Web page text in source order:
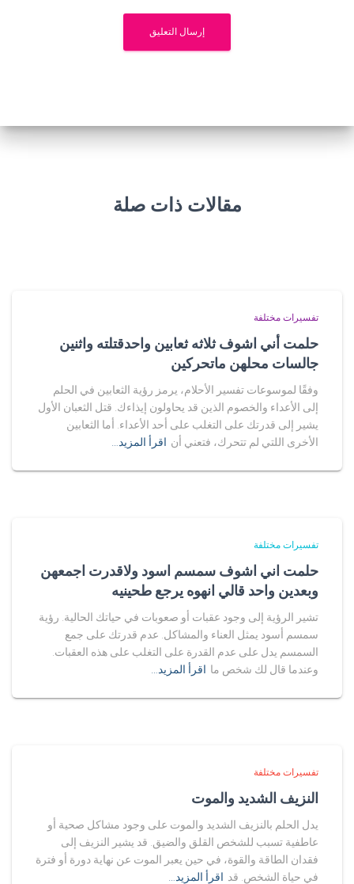
مقالات ذات صلة
تفسيرات مختلفة
حلمت أني اشوف ثلاثه ثعابين واحدقتلته واثنين
جالسات محلهن ماتحركين
وفقًا لموسوعات تفسير الأحلام، يرمز رؤية الثعابين في الحلم
إلى الأعداء والخصوم الذين قد يحاولون إيذاءك. قتل الثعبان الأول
يشير إلى قدرتك على التغلب على أحد الأعداء. أما الثعابين
الأخرى اللتي لم تتحرك، فتعني أن اقرأ المزيد…
تفسيرات مختلفة
حلمت اني اشوف سمسم اسود ولاقدرت اجمعهن
وبعدين واحد قالي انهوه يرجع طحينيه
تشير الرؤية إلى وجود عقبات أو صعوبات في حياتك الحالية. رؤية
سمسم أسود يمثل العناء والمشاكل. عدم قدرتك على جمع
السمسم يدل على عدم القدرة على التغلب على هذه العقبات.
وعندما قال لك شخص ما اقرأ المزيد…
تفسيرات مختلفة
النزيف الشديد والموت
يدل الحلم بالنزيف الشديد والموت على وجود مشاكل صحية أو
عاطفية تسبب للشخص القلق والضيق. قد يشير النزيف إلى
فقدان الطاقة والقوة، في حين يعبر الموت عن نهاية دورة أو فترة
في حياة الشخص. قد اقرأ المزيد…